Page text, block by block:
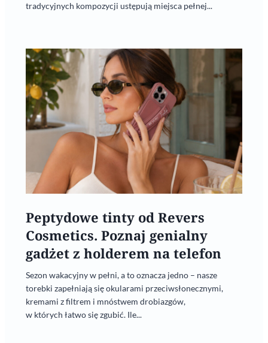
tradycyjnych kompozycji ustępują miejsca pełnej...
Peptydowe tinty od Revers
Cosmetics. Poznaj genialny
gadżet z holderem na telefon
Sezon wakacyjny w pełni, a to oznacza jedno – nasze
torebki zapełniają się okularami przeciwsłonecznymi,
kremami z filtrem i mnóstwem drobiazgów,
w których łatwo się zgubić. Ile...